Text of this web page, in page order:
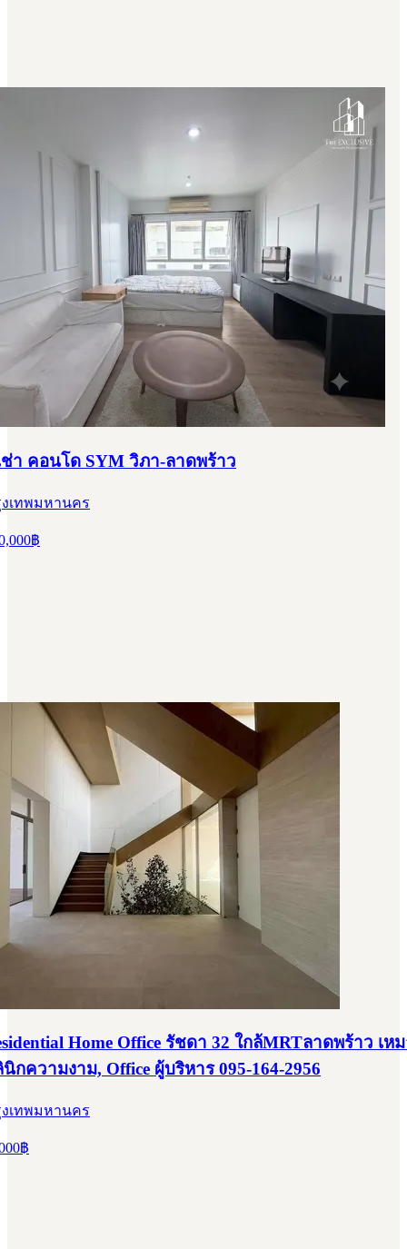
ช่า คอนโด SYM วิภา-ลาดพร้าว
เทพมหานคร
฿
Home Office รัชดา 32 ใกล้MRTลาดพร้าว เห
กความงาม, Office ผู้บริหาร 095-164-2956
เทพมหานคร
฿